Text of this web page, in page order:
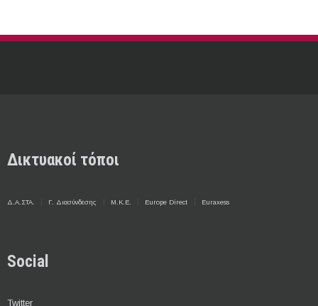
Δικτυακοί τόποι
Δ.Α.ΣΤΑ. Γ. Διασύνδεσης Μ.Κ.Ε. Europe Direct Euraxess
Social
Twitter